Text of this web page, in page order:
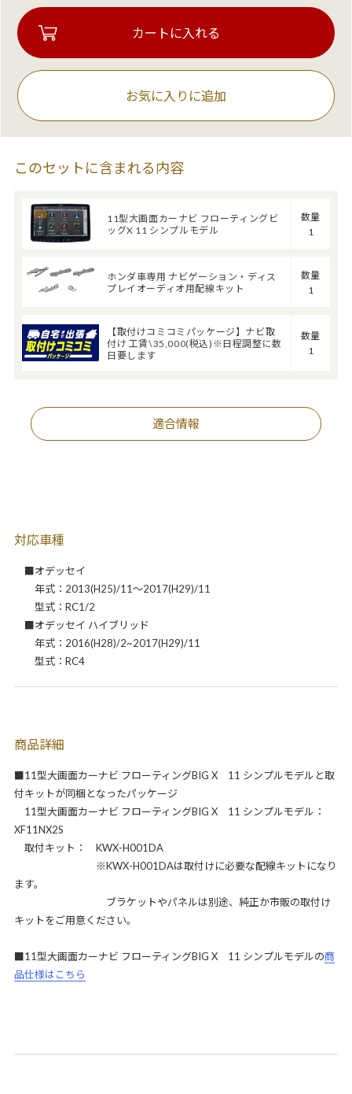
お気に入りに追加
このセットに含まれる内容
11型大画面カーナビ フローティングビ
ッグX 11 シンプルモデル
数量
1
ホンダ車専用 ナビゲーション・ディス
プレイオーディオ用配線キット
数量
1
【取付けコミコミパッケージ】ナビ取
付け 工賃\35,000(税込)※日程調整に数
日要します
数量
1
適合情報
対応車種
■オデッセイ
年式：2013(H25)/11～2017(H29)/11
型式：RC1/2
■オデッセイ ハイブリッド
年式：2016(H28)/2~2017(H29)/11
型式：RC4
商品詳細
■11型大画面カーナビ フローティングBIG X 11 シンプルモデルと取
付キットが同梱となったパッケージ
11型大画面カーナビ フローティングBIG X 11 シンプルモデル：
XF11NX2S
取付キット： KWX-H001DA
※KWX-H001DAは取付けに必要な配線キットになり
ます。
ブラケットやパネルは別途、純正か市販の取付け
キットをご用意ください。
■11型大画面カーナビ フローティングBIG X 11 シンプルモデルの商
品仕様はこちら